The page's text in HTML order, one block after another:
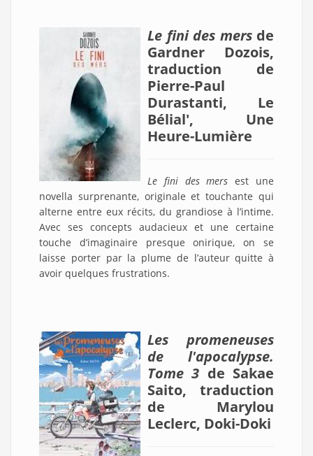
Le fini des mers de
Gardner Dozois,
traduction de
Pierre-Paul
Durastanti, Le
Bélial', Une
Heure-Lumière
Le fini des mers est une
novella surprenante, originale et touchante qui
alterne entre eux récits, du grandiose à l’intime.
Avec ses concepts audacieux et une certaine
touche d’imaginaire presque onirique, on se
laisse porter par la plume de l’auteur quitte à
avoir quelques frustrations.
Les promeneuses
de l'apocalypse.
Tome 3 de Sakae
Saito, traduction
de Marylou
Leclerc, Doki-Doki